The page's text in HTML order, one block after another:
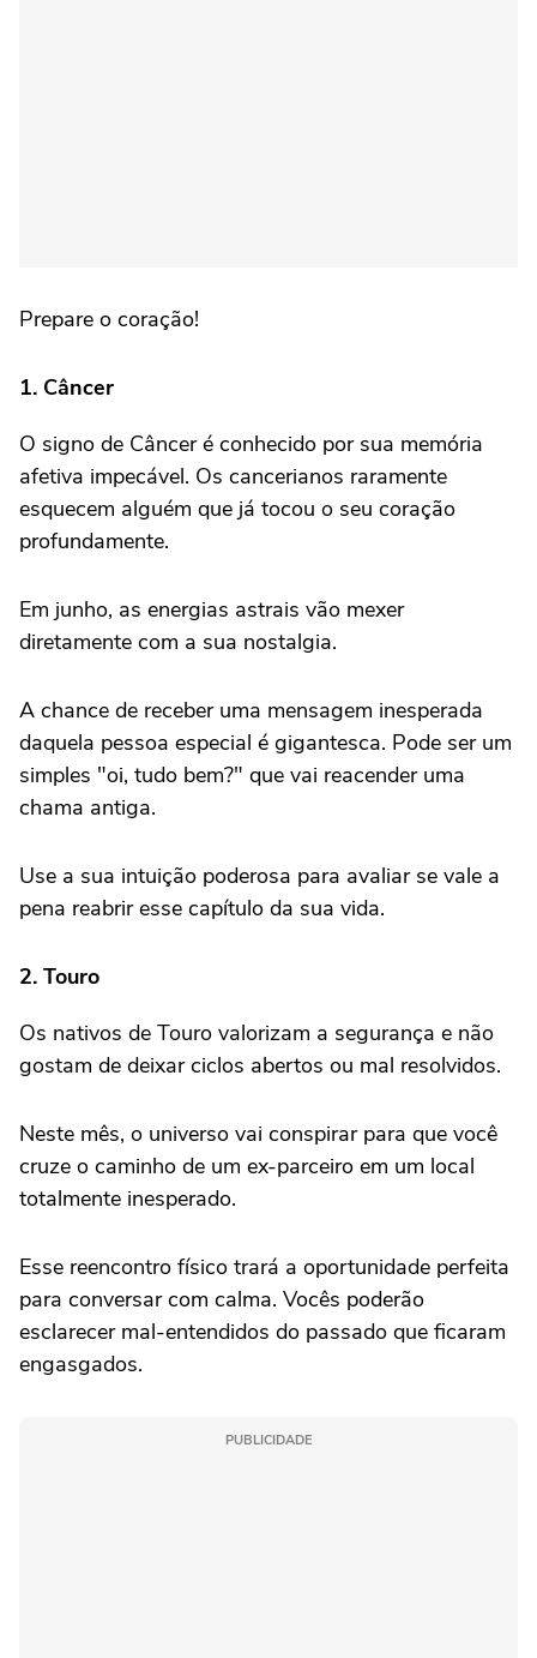
Prepare o coração!
1. Câncer
O signo de Câncer é conhecido por sua memória
afetiva impecável. Os cancerianos raramente
esquecem alguém que já tocou o seu coração
profundamente.
Em junho, as energias astrais vão mexer
diretamente com a sua nostalgia.
A chance de receber uma mensagem inesperada
daquela pessoa especial é gigantesca. Pode ser um
simples "oi, tudo bem?" que vai reacender uma
chama antiga.
Use a sua intuição poderosa para avaliar se vale a
pena reabrir esse capítulo da sua vida.
2. Touro
Os nativos de Touro valorizam a segurança e não
gostam de deixar ciclos abertos ou mal resolvidos.
Neste mês, o universo vai conspirar para que você
cruze o caminho de um ex-parceiro em um local
totalmente inesperado.
Esse reencontro físico trará a oportunidade perfeita
para conversar com calma. Vocês poderão
esclarecer mal-entendidos do passado que ficaram
engasgados.
PUBLICIDADE